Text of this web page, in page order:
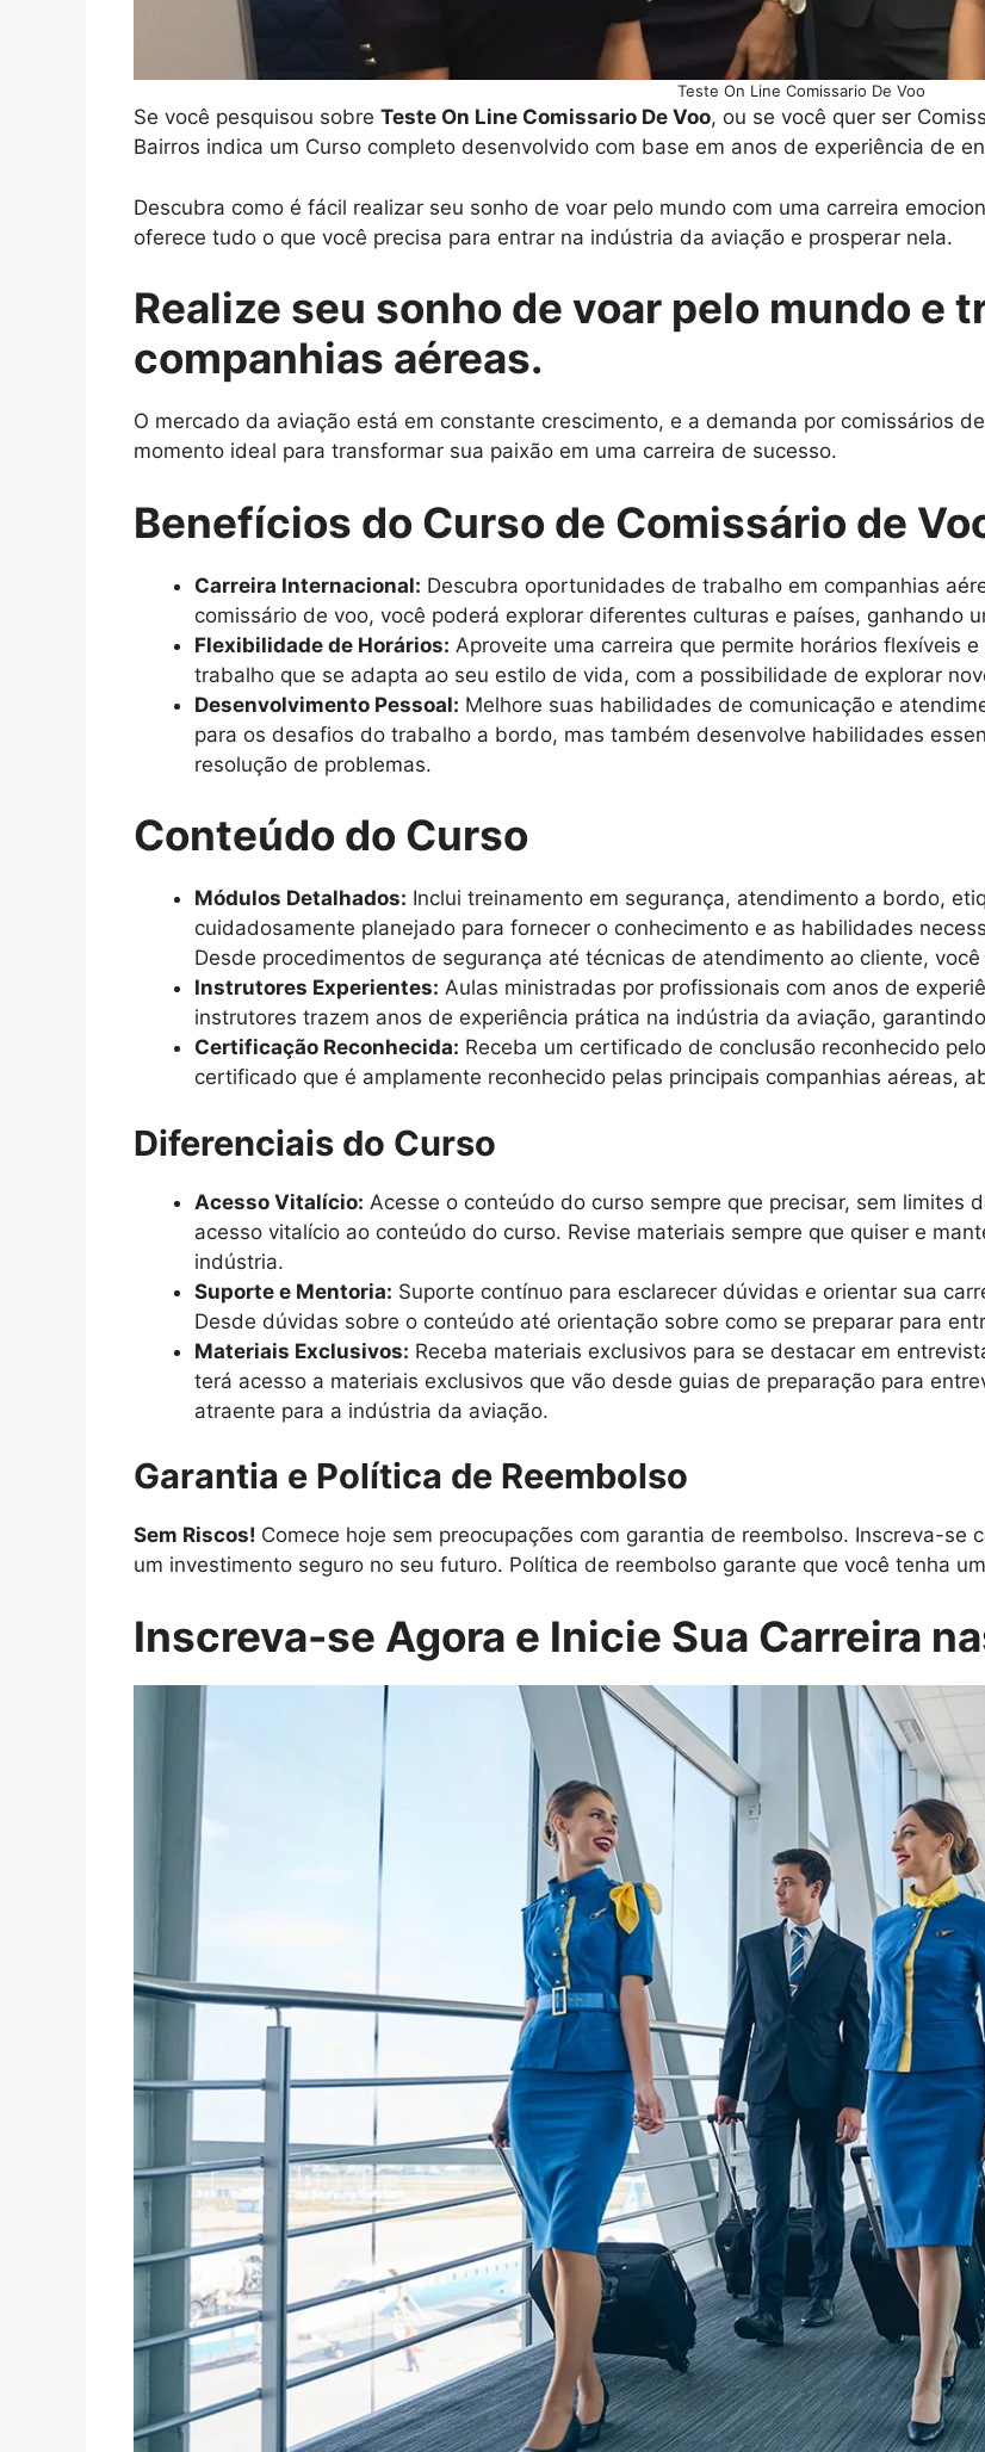
Teste On Line Comissario De Voo
Se você pesquisou sobre Teste On Line Comissario De Voo, ou se você quer ser
Bairros indica um Curso completo desenvolvido com base em anos de experiência de
Descubra como é fácil realizar seu sonho de voar pelo mundo com uma carreira
oferece tudo o que você precisa para entrar na indústria da aviação e prosperar nela.
Realize seu sonho de voar pelo mundo e
companhias aéreas.
O mercado da aviação está em constante crescimento, e a demanda por comissários
momento ideal para transformar sua paixão em uma carreira de sucesso.
Benefícios do Curso de Comissário de
Carreira Internacional: Descubra oportunidades de trabalho em companhias
comissário de voo, você poderá explorar diferentes culturas e países, ganhando
Flexibilidade de Horários: Aproveite uma carreira que permite horários flexíveis
trabalho que se adapta ao seu estilo de vida, com a possibilidade de explorar
Desenvolvimento Pessoal: Melhore suas habilidades de comunicação e
para os desafios do trabalho a bordo, mas também desenvolve habilidades
resolução de problemas.
Conteúdo do Curso
Módulos Detalhados: Inclui treinamento em segurança, atendimento a bordo,
cuidadosamente planejado para fornecer o conhecimento e as habilidades
Desde procedimentos de segurança até técnicas de atendimento ao cliente,
Instrutores Experientes: Aulas ministradas por profissionais com anos de
instrutores trazem anos de experiência prática na indústria da aviação,
Certificação Reconhecida: Receba um certificado de conclusão reconhecido
certificado que é amplamente reconhecido pelas principais companhias aéreas,
Diferenciais do Curso
Acesso Vitalício: Acesse o conteúdo do curso sempre que precisar, sem limites
acesso vitalício ao conteúdo do curso. Revise materiais sempre que quiser e
indústria.
Suporte e Mentoria: Suporte contínuo para esclarecer dúvidas e orientar sua
Desde dúvidas sobre o conteúdo até orientação sobre como se preparar para
Materiais Exclusivos: Receba materiais exclusivos para se destacar em
terá acesso a materiais exclusivos que vão desde guias de preparação para
atraente para a indústria da aviação.
Garantia e Política de Reembolso
Sem Riscos! Comece hoje sem preocupações com garantia de reembolso. Inscreva-
um investimento seguro no seu futuro. Política de reembolso garante que você tenha
Inscreva-se Agora e Inicie Sua Carreira